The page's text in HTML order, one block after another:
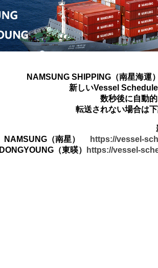
NAMSUNG SHIPPING（南星海運
新しいVessel
数秒後に自動
転送されない場合は
NAMSUNG（南星）
https://vessel-
DONGYOUNG（東暎）
https://vessel-